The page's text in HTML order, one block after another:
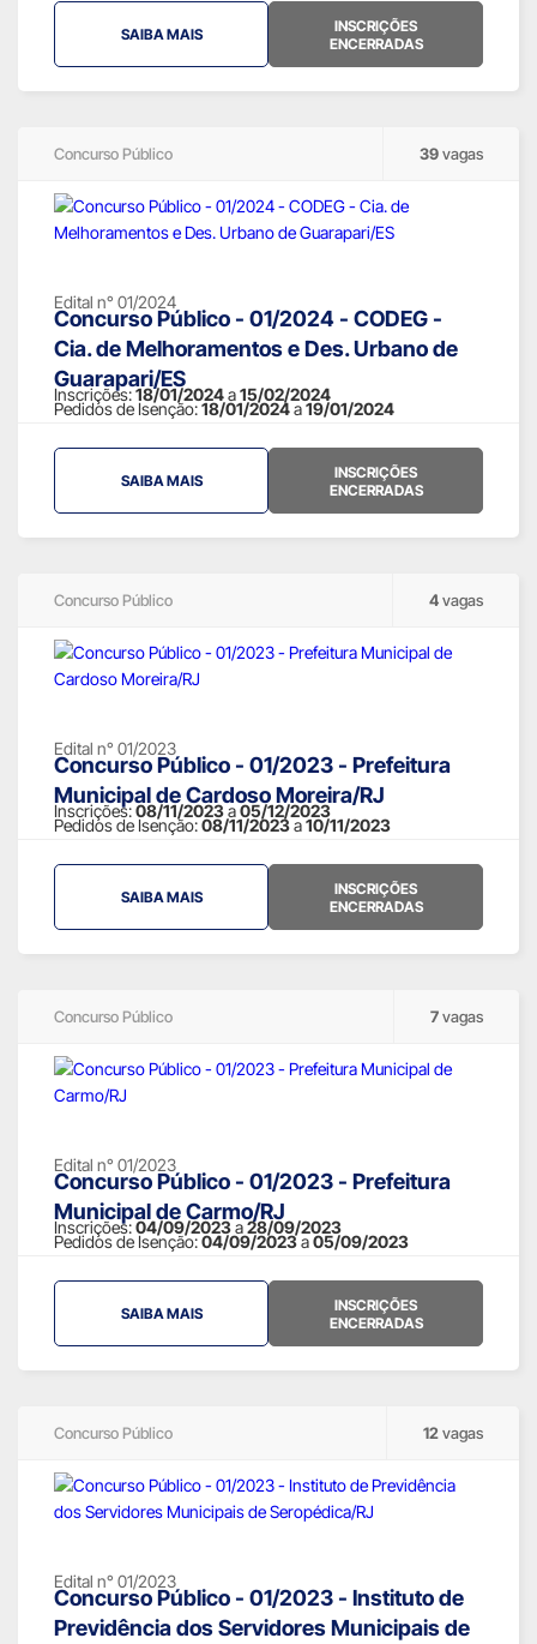
SAIBA MAIS
INSCRIÇÕES
ENCERRADAS
Concurso Público 39vagas
Edital n° 01/2024
Concurso Público - 01/2024 - CODEG -
Cia. de Melhoramentos e Des. Urbano de
Guarapari/ES
Inscrições:18/01/2024a15/02/2024
Pedidos de Isenção:18/01/2024a19/01/2024
SAIBA MAIS
INSCRIÇÕES
ENCERRADAS
Concurso Público 4vagas
Edital n° 01/2023
Concurso Público - 01/2023 - Prefeitura
Municipal de Cardoso Moreira/RJ
Inscrições:08/11/2023a05/12/2023
Pedidos de Isenção:08/11/2023a10/11/2023
SAIBA MAIS
INSCRIÇÕES
ENCERRADAS
Concurso Público 7vagas
Edital n° 01/2023
Concurso Público - 01/2023 - Prefeitura
Municipal de Carmo/RJ
Inscrições:04/09/2023a28/09/2023
Pedidos de Isenção:04/09/2023a05/09/2023
SAIBA MAIS
INSCRIÇÕES
ENCERRADAS
Concurso Público 12vagas
Edital n° 01/2023
Concurso Público - 01/2023 - Instituto de
Previdência dos Servidores Municipais de